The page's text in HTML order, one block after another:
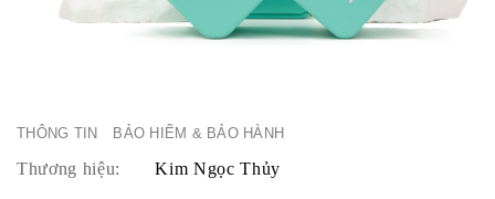
THÔNG TIN BẢO HIỂM & BẢO HÀNH
Thương hiệu: Kim Ngọc Thủy